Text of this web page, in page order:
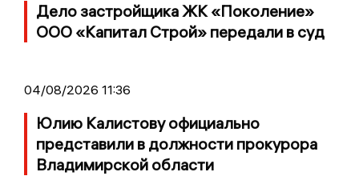
Дело застройщика ЖК «Поколение»
ООО «Капитал Строй» передали в суд
04/08/2026 11:36
Юлию Калистову официально
представили в должности прокурора
Владимирской области